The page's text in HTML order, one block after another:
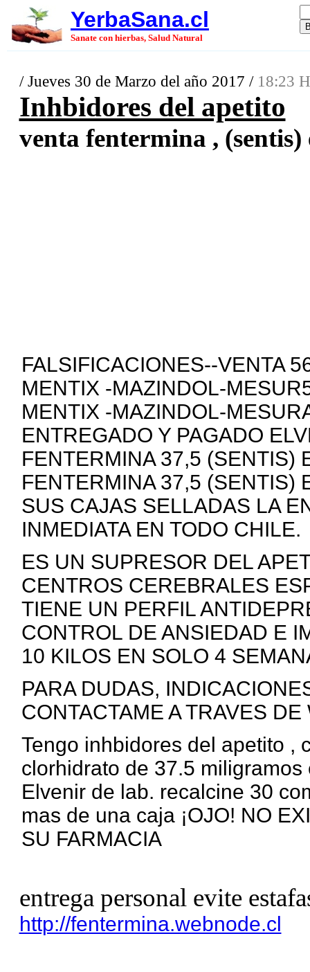
YerbaSana.cl
Sanate con hierbas, Salud Natural
/ Jueves 30 de Marzo del año 2017 / 18:23
Inhbidores del apetito
venta fentermina ,
FALSIFICACIONES--VENTA
MENTIX -MAZINDOL-
MENTIX -MAZINDOL-
ENTREGADO Y PAGADO
FENTERMINA 37,5 (SENTIS)
FENTERMINA 37,5 (SENTIS)
SUS CAJAS SELLADAS LA
INMEDIATA EN TODO CHILE.
ES UN SUPRESOR DEL
CENTROS CEREBRALES
TIENE UN PERFIL
CONTROL DE ANSIEDAD E
10 KILOS EN SOLO 4
PARA DUDAS,
CONTACTAME A TRAVES
Tengo inhbidores del apetito ,
clorhidrato de 37.5
Elvenir de lab. recalcine 30
mas de una caja ¡OJO! NO
SU FARMACIA
entrega personal evite
http://fentermina.webnode.cl